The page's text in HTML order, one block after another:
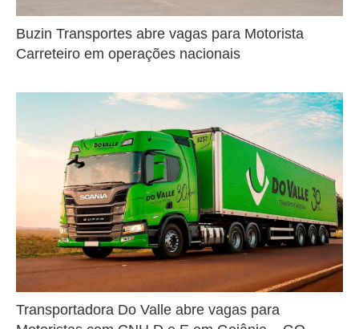
Buzin Transportes abre vagas para Motorista
Carreteiro em operações nacionais
Transportadora Do Valle abre vagas para